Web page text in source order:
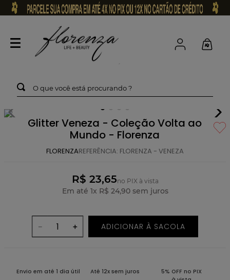
O que você está procurando ?
Glitter Veneza - Coleção Volta ao
Mundo - Florenza
FLORENZAREFERÊNCIA: FLORENZA - VENEZA
R$ 23,65no PIX à vista
Em até 1x R$ 24,90sem juros
＋
－ ADICIONAR À SACOLA
Envio em até 1 dia útil Até 12x sem juros
5% OFF no PIX